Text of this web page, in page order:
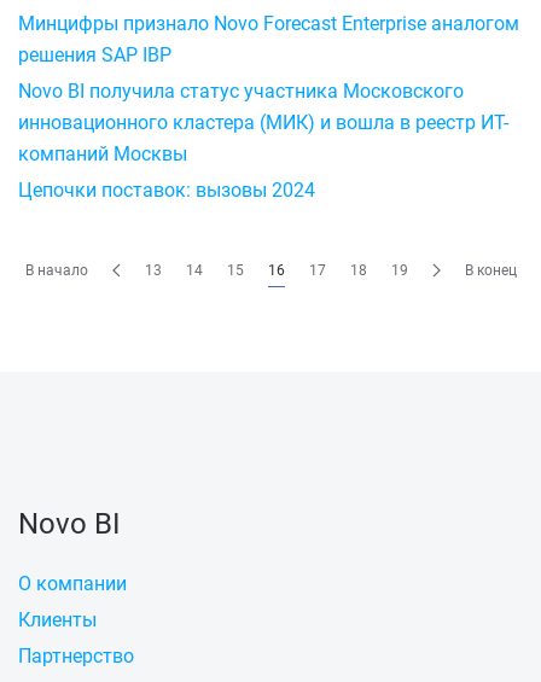
Минцифры признало Novo Forecast Enterprise аналогом
решения SAP IBP
Novo BI получила статус участника Московского
инновационного кластера (МИК) и вошла в реестр ИТ-
компаний Москвы
Цепочки поставок: вызовы 2024
В начало 13 14 15 16 17 18 19 В конец
Novo BI
О компании
Клиенты
Партнерство